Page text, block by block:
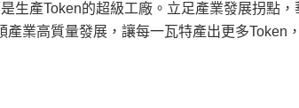
生產Token的超級工廠。立足產業發展拐點
業高質量發展，讓每一瓦特產出更多Token